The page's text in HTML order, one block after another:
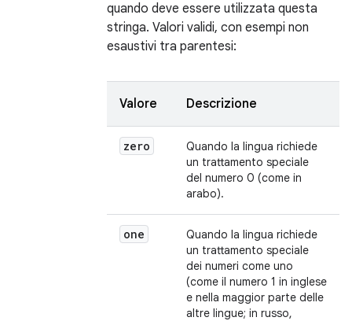
quando deve essere utilizzata questa
stringa. Valori validi, con esempi non
esaustivi tra parentesi:
Valore Descrizione
zero
Quando la lingua richiede
un trattamento speciale
del numero 0 (come in
arabo).
one
Quando la lingua richiede
un trattamento speciale
dei numeri come uno
(come il numero 1 in inglese
e nella maggior parte delle
altre lingue; in russo,